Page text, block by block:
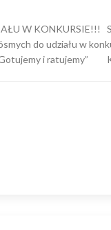
W KONKURSIE!!!
do udziału w
i ratujemy”